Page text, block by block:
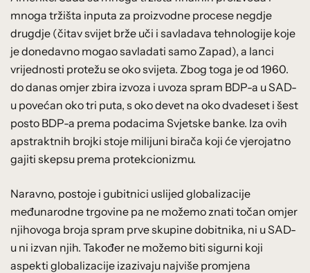
mnoga tržišta inputa za proizvodne procese negdje
drugdje (čitav svijet brže uči i savladava tehnologije koje
je donedavno mogao savladati samo Zapad), a lanci
vrijednosti protežu se oko svijeta. Zbog toga je od 1960.
do danas omjer zbira izvoza i uvoza spram BDP-a u SAD-
u povećan oko tri puta, s oko devet na oko dvadeset i šest
posto BDP-a prema podacima Svjetske banke. Iza ovih
apstraktnih brojki stoje milijuni birača koji će vjerojatno
gajiti skepsu prema protekcionizmu.
Naravno, postoje i gubitnici uslijed globalizacije
međunarodne trgovine pa ne možemo znati točan omjer
njihovoga broja spram prve skupine dobitnika, ni u SAD-
u ni izvan njih. Također ne možemo biti sigurni koji
aspekti globalizacije izazivaju najviše promjena